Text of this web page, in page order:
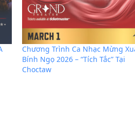
Chương Trình Ca Nhạc Mừng
Bính Ngọ 2026 – “Tích Tắc” Tại
Choctaw